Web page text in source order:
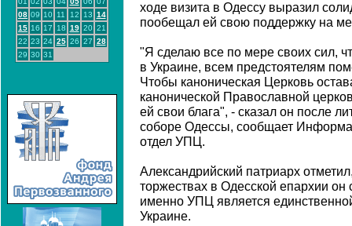
08 09 10 11 12 13 14
15 16 17 18 19 20 21
22 23 24 25 26 27 28
29 30 31
ходе визита в Одессу выразил
пообещал ей свою поддержку на
"Я сделаю все по мере своих сил,
в Украине, всем предстоятелям
Чтобы каноническая Церковь
канонической Православной
ей свои блага", - сказал он после
соборе Одессы, сообщает
отдел УПЦ.
Александрийский патриарх
торжествах в Одесской епархии он
именно УПЦ является
Украине.